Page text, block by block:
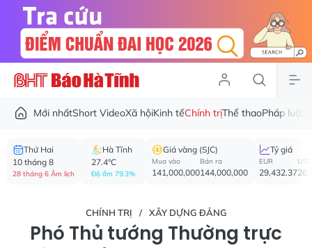
Mới nhấtShort VideoXã hộiKinh tếChính trịThể thaoPháp luật
Thứ Hai
10 tháng 8
28 tháng 6 Âm lịch
Hà Tĩnh
27.4°C
Độ ẩm 79.3%
Giá vàng (SJC)
Mua vào
141,000,000
Bán ra
144,000,000
Tỷ giá
EUR
29,432.37
USD
CHÍNH TRỊ XÂY DỰNG ĐẢNG
Phó Thủ tướng Thường trực